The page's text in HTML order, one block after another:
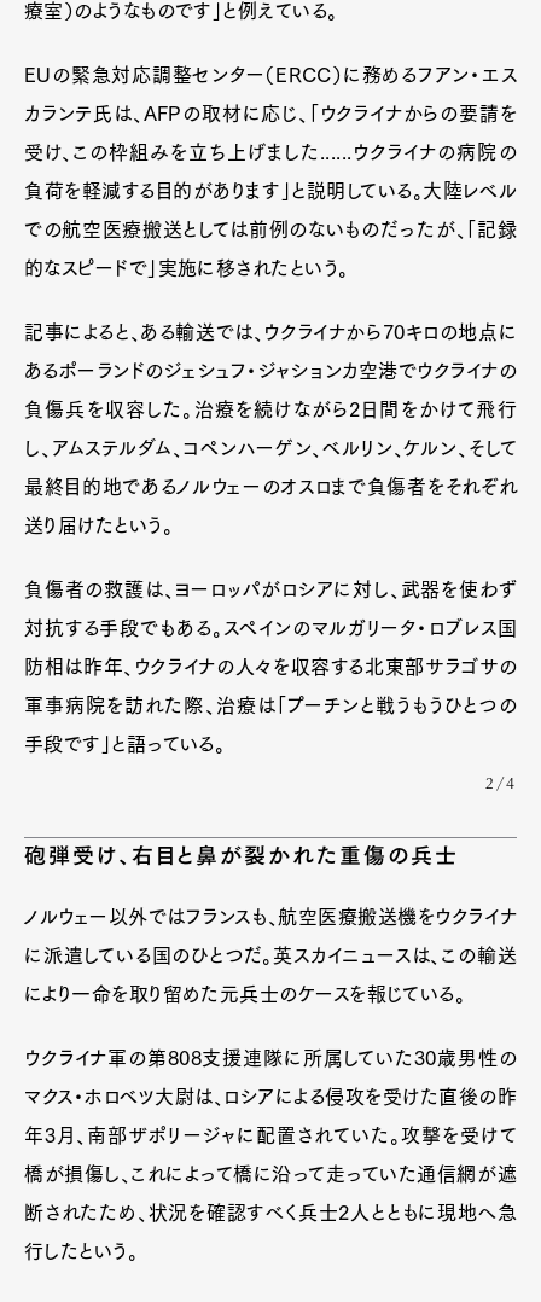
療室）のようなものです」と例えている。
EUの緊急対応調整センター（ERCC）に務めるフアン・エス
カランテ氏は、AFPの取材に応じ、「ウクライナからの要請を
受け、この枠組みを立ち上げました......ウクライナの病院の
負荷を軽減する目的があります」と説明している。大陸レベル
での航空医療搬送としては前例のないものだったが、「記録
的なスピードで」実施に移されたという。
記事によると、ある輸送では、ウクライナから70キロの地点に
あるポーランドのジェシュフ・ジャションカ空港でウクライナの
負傷兵を収容した。治療を続けながら2日間をかけて飛行
し、アムステルダム、コペンハーゲン、ベルリン、ケルン、そして
最終目的地であるノルウェーのオスロまで負傷者をそれぞれ
送り届けたという。
負傷者の救護は、ヨーロッパがロシアに対し、武器を使わず
対抗する手段でもある。スペインのマルガリータ・ロブレス国
防相は昨年、ウクライナの人々を収容する北東部サラゴサの
軍事病院を訪れた際、治療は「プーチンと戦うもうひとつの
手段です」と語っている。
2/4
砲弾受け、右目と鼻が裂かれた重傷の兵士
ノルウェー以外ではフランスも、航空医療搬送機をウクライナ
に派遣している国のひとつだ。英スカイニュースは、この輸送
により一命を取り留めた元兵士のケースを報じている。
ウクライナ軍の第808支援連隊に所属していた30歳男性の
マクス・ホロベツ大尉は、ロシアによる侵攻を受けた直後の昨
年3月、南部ザポリージャに配置されていた。攻撃を受けて
橋が損傷し、これによって橋に沿って走っていた通信網が遮
断されたため、状況を確認すべく兵士2人とともに現地へ急
行したという。